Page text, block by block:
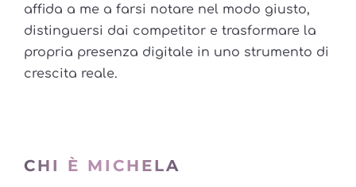
affida a me a farsi notare nel modo giusto,
distinguersi dai competitor e trasformare la
propria presenza digitale in uno strumento di
crescita reale.
CHI È MICHELA